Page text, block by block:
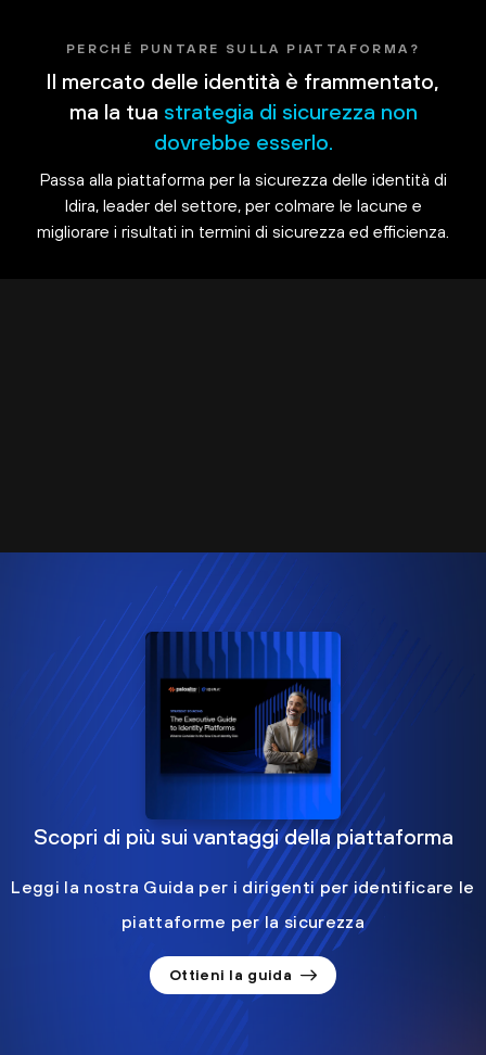
PERCHÉ PUNTARE SULLA PIATTAFORMA?
Il mercato delle identità è frammentato,
ma la tua strategia di sicurezza non
dovrebbe esserlo.
Passa alla piattaforma per la sicurezza delle identità di
Idira, leader del settore, per colmare le lacune e
migliorare i risultati in termini di sicurezza ed efficienza.
Scopri di più sui vantaggi della piattaforma
Leggi la nostra Guida per i dirigenti per identificare le
piattaforme per la sicurezza
Ottieni la guida